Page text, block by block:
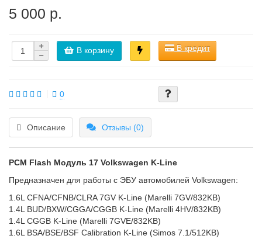
5 000 р.
В корзину В кредит
0
Описание Отзывы (0)
PCM Flash Модуль 17 Volkswagen K-Line
Предназначен для работы с ЭБУ автомобилей Volkswagen:
1.6L CFNA/CFNB/CLRA 7GV K-Line (Marelli 7GV/832KB)
1.4L BUD/BXW/CGGA/CGGB K-Line (Marelli 4HV/832KB)
1.4L CGGB K-Line (Marelli 7GVE/832KB)
1.6L BSA/BSE/BSF Calibration K-Line (Simos 7.1/512KB)